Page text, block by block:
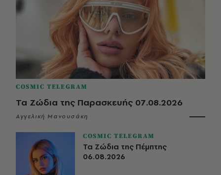
COSMIC TELEGRAM
Τα Ζώδια της Παρασκευής 07.08.2026
Αγγελική Μανουσάκη
COSMIC TELEGRAM
Τα Ζώδια της Πέμπτης
06.08.2026